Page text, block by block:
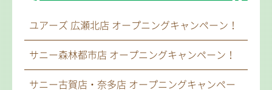
ユアーズ 広瀬北店 オープニングキャンペーン！
サニー森林都市店 オープニングキャンペーン！
サニー古賀店・奈多店 オープニングキャンペー